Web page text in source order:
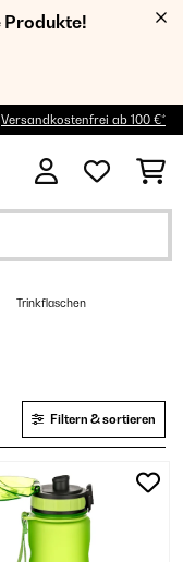
Produkte!
Versandkostenfrei ab 100 €*
Trinkflaschen
Filtern & sortieren